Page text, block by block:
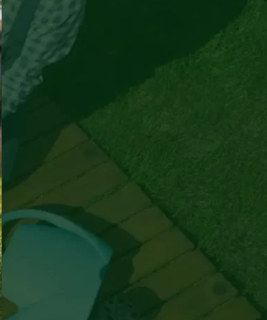
BLOGOK / HÍREK
Nincs
hozzászólás
Dekoratív
Mulcs: